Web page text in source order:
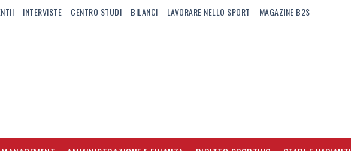
INTERVISTE CENTRO STUDI BILANCI LAVORARE NELLO SPORT MAGAZINE B2S